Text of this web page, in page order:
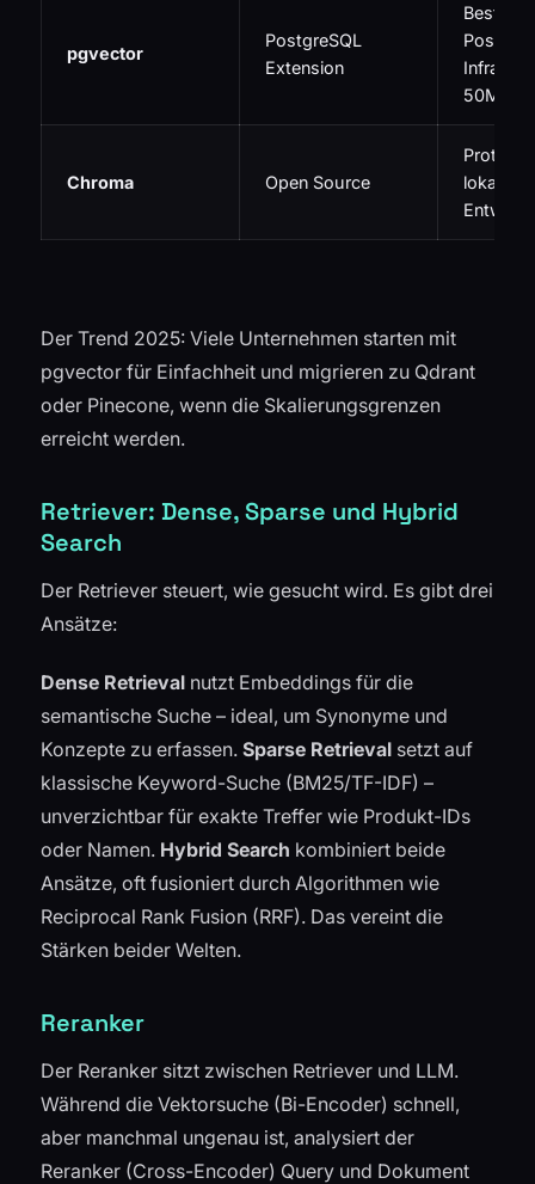
pgvector
PostgreSQL
Extension
50M
Chroma Open Source
lokale
Der Trend 2025: Viele Unternehmen starten mit
pgvector für Einfachheit und migrieren zu Qdrant
oder Pinecone, wenn die Skalierungsgrenzen
erreicht werden.
Retriever: Dense, Sparse und Hybrid
Search
Der Retriever steuert, wie gesucht wird. Es gibt drei
Ansätze:
Dense Retrieval nutzt Embeddings für die
semantische Suche – ideal, um Synonyme und
Konzepte zu erfassen. Sparse Retrieval setzt auf
klassische Keyword-Suche (BM25/TF-IDF) –
unverzichtbar für exakte Treffer wie Produkt-IDs
oder Namen. Hybrid Search kombiniert beide
Ansätze, oft fusioniert durch Algorithmen wie
Reciprocal Rank Fusion (RRF). Das vereint die
Stärken beider Welten.
Reranker
Der Reranker sitzt zwischen Retriever und LLM.
Während die Vektorsuche (Bi-Encoder) schnell,
aber manchmal ungenau ist, analysiert der
Reranker (Cross-Encoder) Query und Dokument